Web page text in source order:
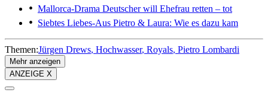
Mallorca-Drama Deutscher will Ehefrau retten – tot
Siebtes Liebes-Aus Pietro & Laura: Wie es dazu kam
Themen:Jürgen Drews Hochwasser Royals Pietro Lombardi
Mehr anzeigen
ANZEIGE X